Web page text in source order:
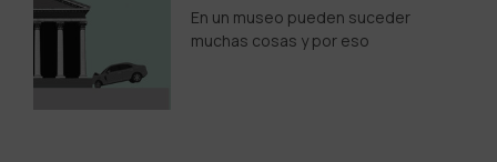
En un museo pueden suceder
muchas cosas y por eso